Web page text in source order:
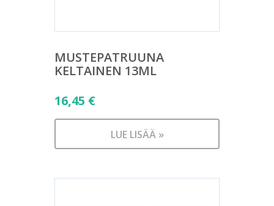
MUSTEPATRUUNA
KELTAINEN 13ML
16,45 €
LUE LISÄÄ »